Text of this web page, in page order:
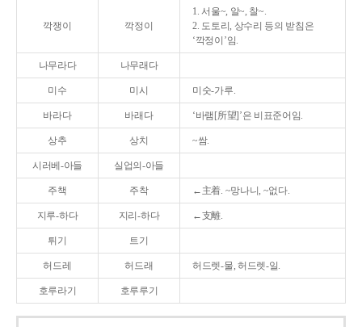
깍쟁이 깍정이
1. 서울~, 알~, 찰~.
2. 도토리, 상수리 등의 받침은
‘깍정이’임.
나무라다 나무래다
미수 미시 미숫-가루.
바라다 바래다 ‘바램[所望]’은 비표준어임.
상추 상치 ~쌈.
시러베-아들 실업의-아들
주책 주착 ←主着. ~망나니, ~없다.
지루-하다 지리-하다 ←支離.
튀기 트기
허드레 허드래 허드렛-물, 허드렛-일.
호루라기 호루루기